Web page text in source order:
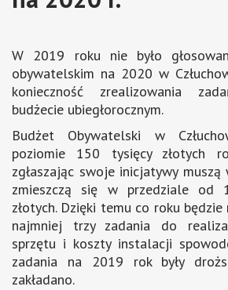
W 2019 roku nie było
obywatelskim na 2020 w
konieczność zrealizowania
budżecie ubiegłorocznym.
Budżet Obywatelski w
poziomie 150 tysięcy złotych
zgłaszając swoje inicjatywy
zmieszczą się w przedziale
złotych. Dzięki temu co roku
najmniej trzy zadania do
sprzętu i koszty instalacji
zadania na 2019 rok były
zakładano.